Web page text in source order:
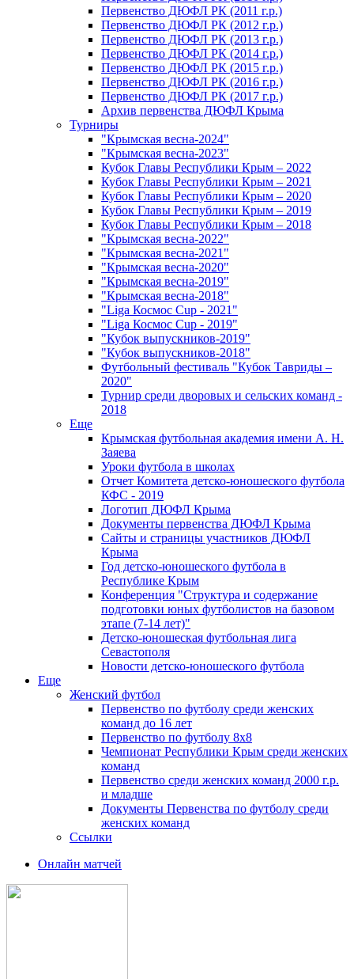
Первенство ДЮФЛ РК (2011 г.р.)
Первенство ДЮФЛ РК (2012 г.р.)
Первенство ДЮФЛ РК (2013 г.р.)
Первенство ДЮФЛ РК (2014 г.р.)
Первенство ДЮФЛ РК (2015 г.р.)
Первенство ДЮФЛ РК (2016 г.р.)
Первенство ДЮФЛ РК (2017 г.р.)
Архив первенства ДЮФЛ Крыма
Турниры
"Крымская весна-2024"
"Крымская весна-2023"
Кубок Главы Республики Крым – 2022
Кубок Главы Республики Крым – 2021
Кубок Главы Республики Крым – 2020
Кубок Главы Республики Крым – 2019
Кубок Главы Республики Крым – 2018
"Крымская весна-2022"
"Крымская весна-2021"
"Крымская весна-2020"
"Крымская весна-2019"
"Крымская весна-2018"
"Liga Космос Cup - 2021"
"Liga Космос Cup - 2019"
"Кубок выпускников-2019"
"Кубок выпускников-2018"
Футбольный фестиваль "Кубок Тавриды –
2020"
Турнир среди дворовых и сельских команд -
2018
Еще
Крымская футбольная академия имени А. Н.
Заяева
Уроки футбола в школах
Отчет Комитета детско-юношеского футбола
КФС - 2019
Логотип ДЮФЛ Крыма
Документы первенства ДЮФЛ Крыма
Сайты и страницы участников ДЮФЛ
Крыма
Год детско-юношеского футбола в
Республике Крым
Конференция "Структура и содержание
подготовки юных футболистов на базовом
этапе (7-14 лет)"
Детско-юношеская футбольная лига
Севастополя
Новости детско-юношеского футбола
Еще
Женский футбол
Первенство по футболу среди женских
команд до 16 лет
Первенство по футболу 8х8
Чемпионат Республики Крым среди женских
команд
Первенство среди женских команд 2000 г.р.
и младше
Документы Первенства по футболу среди
женских команд
Ссылки
Онлайн матчей